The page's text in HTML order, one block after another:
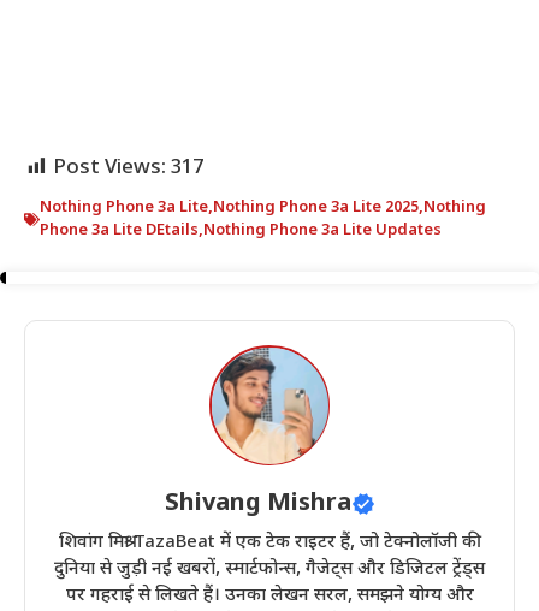
Post Views: 317
Nothing Phone 3a Lite,Nothing Phone 3a Lite 2025,Nothing
Phone 3a Lite DEtails,Nothing Phone 3a Lite Updates
Shivang Mishra
शिवांग मिश्रा TazaBeat में एक टेक राइटर हैं, जो टेक्नोलॉजी की
दुनिया से जुड़ी नई खबरों, स्मार्टफोन्स, गैजेट्स और डिजिटल ट्रेंड्स
पर गहराई से लिखते हैं। उनका लेखन सरल, समझने योग्य और